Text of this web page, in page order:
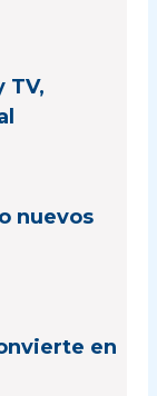
TV,
nuevos
en